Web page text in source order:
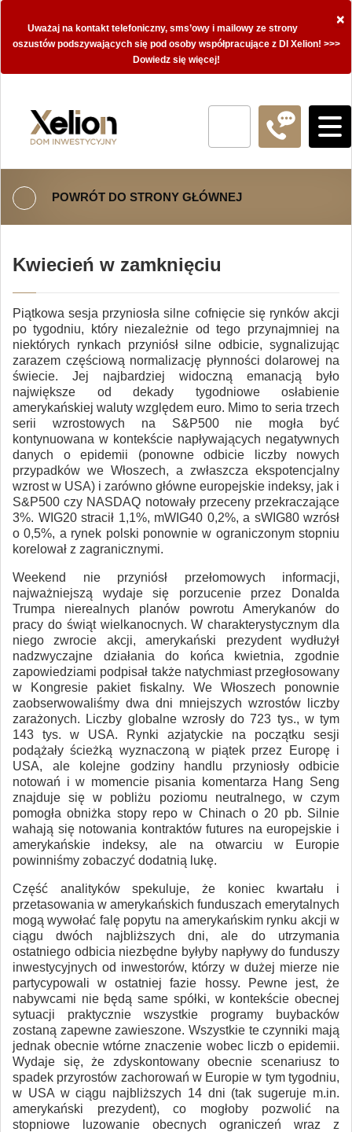
×
Uważaj na kontakt telefoniczny, sms’owy i mailowy ze strony
oszustów podszywających się pod osoby współpracujące z DI Xelion! >>>
Dowiedz się więcej!
POWRÓT DO STRONY GŁÓWNEJ
Kwiecień w zamknięciu
Piątkowa sesja przyniosła silne cofnięcie się rynków akcji
po tygodniu, który niezależnie od tego przynajmniej na
niektórych rynkach przyniósł silne odbicie, sygnalizując
zarazem częściową normalizację płynności dolarowej na
świecie. Jej najbardziej widoczną emanacją było
największe od dekady tygodniowe osłabienie
amerykańskiej waluty względem euro. Mimo to seria trzech
serii wzrostowych na S&P500 nie mogła być
kontynuowana w kontekście napływających negatywnych
danych o epidemii (ponowne odbicie liczby nowych
przypadków we Włoszech, a zwłaszcza ekspotencjalny
wzrost w USA) i zarówno główne europejskie indeksy, jak i
S&P500 czy NASDAQ notowały przeceny przekraczające
3%. WIG20 stracił 1,1%, mWIG40 0,2%, a sWIG80 wzrósł
o 0,5%, a rynek polski ponownie w ograniczonym stopniu
korelował z zagranicznymi.
Weekend nie przyniósł przełomowych informacji,
najważniejszą wydaje się porzucenie przez Donalda
Trumpa nierealnych planów powrotu Amerykanów do
pracy do świąt wielkanocnych. W charakterystycznym dla
niego zwrocie akcji, amerykański prezydent wydłużył
nadzwyczajne działania do końca kwietnia, zgodnie
zapowiedziami podpisał także natychmiast przegłosowany
w Kongresie pakiet fiskalny. We Włoszech ponownie
zaobserwowaliśmy dwa dni mniejszych wzrostów liczby
zarażonych. Liczby globalne wzrosły do 723 tys., w tym
143 tys. w USA. Rynki azjatyckie na początku sesji
podążały ścieżką wyznaczoną w piątek przez Europę i
USA, ale kolejne godziny handlu przyniosły odbicie
notowań i w momencie pisania komentarza Hang Seng
znajduje się w pobliżu poziomu neutralnego, w czym
pomogła obniżka stopy repo w Chinach o 20 pb. Silnie
wahają się notowania kontraktów futures na europejskie i
amerykańskie indeksy, ale na otwarciu w Europie
powinniśmy zobaczyć dodatnią lukę.
Część analityków spekuluje, że koniec kwartału i
przetasowania w amerykańskich funduszach emerytalnych
mogą wywołać falę popytu na amerykańskim rynku akcji w
ciągu dwóch najbliższych dni, ale do utrzymania
ostatniego odbicia niezbędne byłyby napływy do funduszy
inwestycyjnych od inwestorów, którzy w dużej mierze nie
partycypowali w ostatniej fazie hossy. Pewne jest, że
nabywcami nie będą same spółki, w kontekście obecnej
sytuacji praktycznie wszystkie programy buybacków
zostaną zapewne zawieszone. Wszystkie te czynniki mają
jednak obecnie wtórne znaczenie wobec liczb o epidemii.
Wydaje się, że zdyskontowany obecnie scenariusz to
spadek przyrostów zachorowań w Europie w tym tygodniu,
w USA w ciągu najbliższych 14 dni (tak sugeruje m.in.
amerykański prezydent), co mogłoby pozwolić na
stopniowe luzowanie obecnych ograniczeń wraz z